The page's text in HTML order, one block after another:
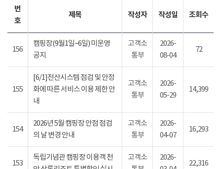
번
호
제목 작성자 작성일 조회수
156
캠핑장(9월1일~6일) 미운영
공지
고객소
통부
2026-
08-04
72
155
[6/1]전산시스템 점검 및 안정
화에 따른 서비스 이용 제한 안
내
고객소
통부
2026-
05-29
14,399
154
2026년 5월 캠핑장 안점 점검
의 날 변경 안내
고객소
통부
2026-
04-07
16,293
153
독립기념관 캠핑장 이용객 천
고객소
2026-
22,316